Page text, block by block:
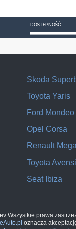
DOSTĘPNOŚĆ
Skoda
Toyota Yaris
Ford Mondeo
Opel Corsa
Renault
Toyota
Seat Ibiza
Wszystkie prawa
oznacza